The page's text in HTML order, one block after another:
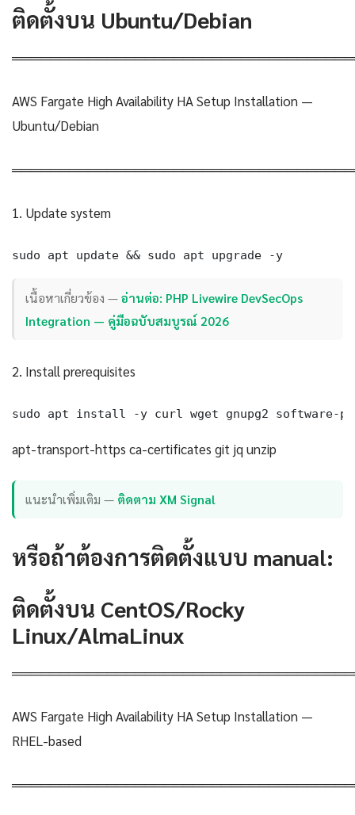
ติดตั้งบน Ubuntu/Debian
AWS Fargate High Availability HA Setup Installation —
Ubuntu/Debian
1. Update system
sudo apt update && sudo apt upgrade -y
เนื้อหาเกี่ยวข้อง —อ่านต่อ: PHP Livewire DevSecOps
Integration — คู่มือฉบับสมบูรณ์ 2026
2. Install prerequisites
sudo apt install -y curl wget gnupg2 software-
apt-transport-https ca-certificates git jq unzip
แนะนำเพิ่มเติม — ติดตาม XM Signal
หรือถ้าต้องการติดตั้งแบบ manual:
ติดตั้งบน CentOS/Rocky
Linux/AlmaLinux
AWS Fargate High Availability HA Setup Installation —
RHEL-based